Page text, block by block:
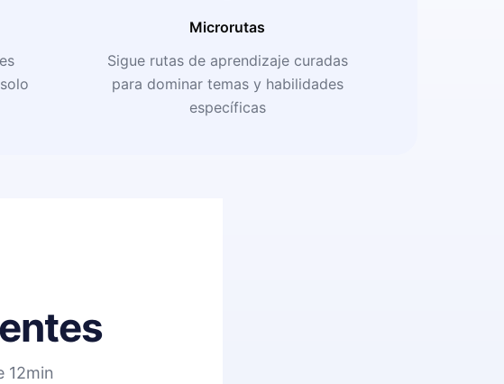
Microrutas
Sigue rutas de aprendizaje curadas
para dominar temas y habilidades
específicas
12min